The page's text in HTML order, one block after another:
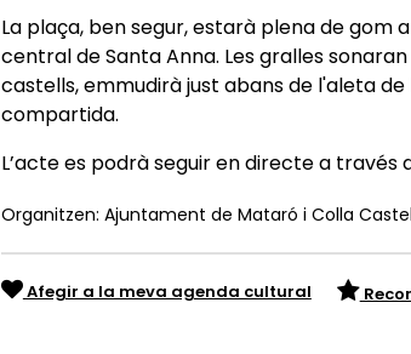
La plaça, ben segur, estarà plena de gom
central de Santa Anna. Les gralles
castells, emmudirà just abans de l'aleta
compartida.
L’acte es podrà seguir en directe a
Organitzen: Ajuntament de Mataró i Colla
Afegir a la meva agenda cultural